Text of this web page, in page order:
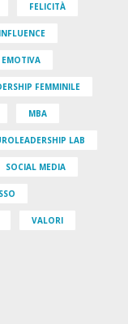
FELICITÀ
INFLUENCE
FEMMINILE
MBA
LAB
SOCIAL MEDIA
VALORI